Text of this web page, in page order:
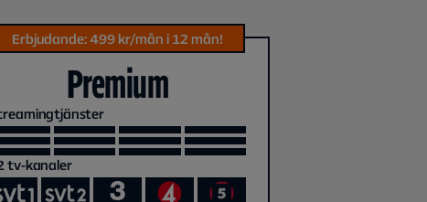
Erbjudande: 499 kr/mån i 12 mån!
Premium
tv-kanaler